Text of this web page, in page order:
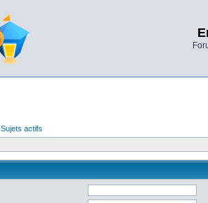
Sujets actifs